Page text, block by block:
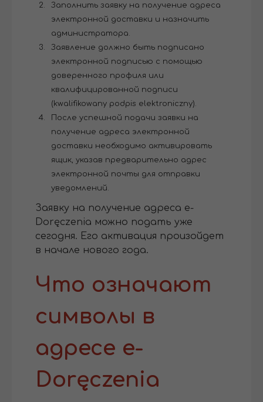
Заполнить заявку на получение адреса
электронной доставки и назначить
администратора.
Заявление должно быть подписано
электронной подписью с помощью
доверенного профиля или
квалифицированной подписи
(kwalifikowany podpis elektroniczny).
После успешной подачи заявки на
получение адреса электронной
доставки необходимо активировать
ящик, указав предварительно адрес
электронной почты для отправки
уведомлений.
Заявку на получение адреса e-
Doręczenia можно подать уже
сегодня. Его активация произойдет
в начале нового года.
Что означают
символы в
адресе e-
Doręczenia